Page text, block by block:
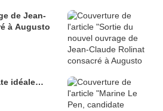
de Jean-
à Augusto
idéale…